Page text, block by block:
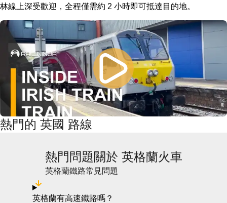
林線上深受歡迎，全程僅需約 2 小時即可抵達目的地。
熱門的 英國 路線
熱門問題關於 英格蘭火車
英格蘭鐵路常見問題
英格蘭有高速鐵路嗎？